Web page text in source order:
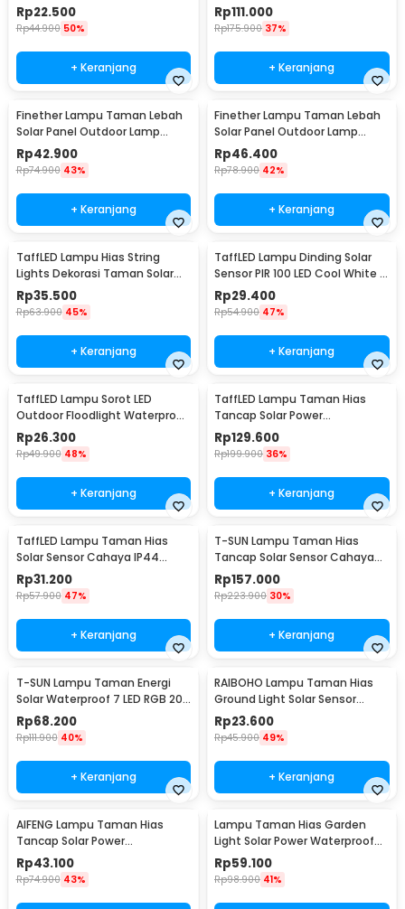
8 LED - CL-022
Rp22.500
Rp44.900 50%
+ Keranjang
White 50 LED - LE66
Rp111.000
Rp175.900 37%
+ Keranjang
Finether Lampu Taman Lebah
Solar Panel Outdoor Lamp
Waterproof IP65 30 LED - BE306
Rp42.900
Rp74.900 43%
+ Keranjang
Finether Lampu Taman Lebah
Solar Panel Outdoor Lamp
Waterproof IP65 50 LED - BE306
Rp46.400
Rp78.900 42%
+ Keranjang
TaffLED Lampu Hias String
Lights Dekorasi Taman Solar
12M 100LED - S-04
Rp35.500
Rp63.900 45%
+ Keranjang
TaffLED Lampu Dinding Solar
Sensor PIR 100 LED Cool White -
BK-100
Rp29.400
Rp54.900 47%
+ Keranjang
TaffLED Lampu Sorot LED
Outdoor Floodlight Waterproof
Cool White 50W - A8
Rp26.300
Rp49.900 48%
+ Keranjang
TaffLED Lampu Taman Hias
Tancap Solar Power
Waterproof 10 LED 2835 - TS-
G2202
Rp129.600
Rp199.900 36%
+ Keranjang
TaffLED Lampu Taman Hias
Solar Sensor Cahaya IP44
Warm White 4 PCS - L20
Rp31.200
Rp57.900 47%
+ Keranjang
T-SUN Lampu Taman Hias
Tancap Solar Sensor Cahaya
IP65 Warm White 3W - TS-
G0902
Rp157.000
Rp223.900 30%
+ Keranjang
T-SUN Lampu Taman Energi
Solar Waterproof 7 LED RGB 200
Lumens 1.6W - TS-G0102
Rp68.200
Rp111.900 40%
+ Keranjang
RAIBOHO Lampu Taman Hias
Ground Light Solar Sensor
Waterproof 12/20LED - RB20
Rp23.600
Rp45.900 49%
+ Keranjang
AIFENG Lampu Taman Hias
Tancap Solar Power
Waterproof Cool White -
EM320
Rp43.100
Rp74.900 43%
Lampu Taman Hias Garden
Light Solar Power Waterproof
Cool White - EM375
Rp59.100
Rp98.900 41%